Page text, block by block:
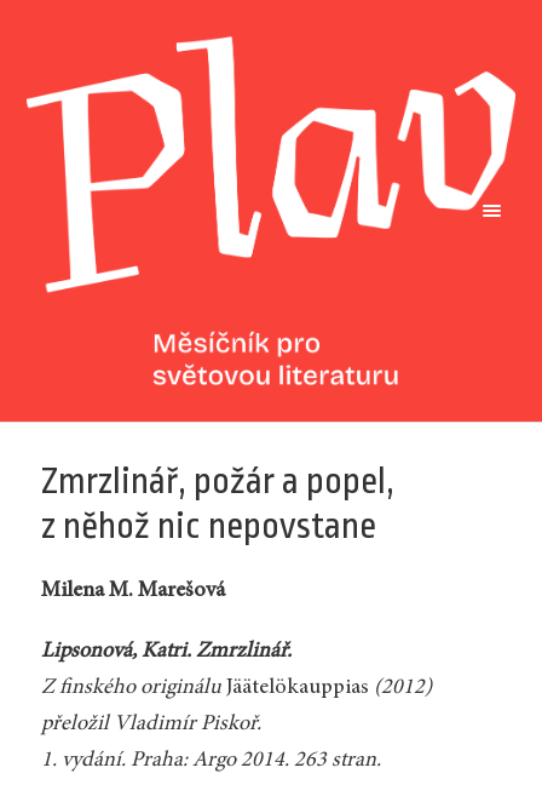
Zmrzlinář, požár a popel,
z něhož nic nepovstane
Milena M. Marešová
Lipsonová, Katri. Zmrzlinář.
Z finského originálu Jäätelökauppias (2012)
přeložil Vladimír Piskoř.
1. vydání. Praha: Argo 2014. 263 stran.